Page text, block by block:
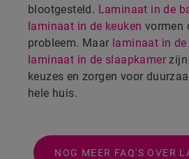
blootgesteld. Laminaat in de
laminaat in de keuken vormen
probleem. Maar laminaat in
laminaat in de slaapkamer zijn
keuzes en zorgen voor
hele huis.
NOG MEER FAQ'S OVER